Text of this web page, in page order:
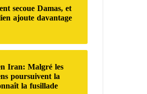
secoue Damas, et
ajoute davantage
Iran: Malgré les
poursuivent la
la fusillade